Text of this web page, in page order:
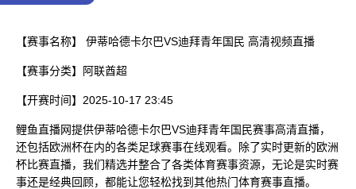
【赛事名称】 伊蒂哈德卡尔巴VS迪拜青年国民 高清视频直播
【赛事分类】 阿联酋超
【开赛时间】 2025-10-17 23:45
鲤鱼直播网提供伊蒂哈德卡尔巴VS迪拜青年国民赛事高清直播，
还包括欧洲杯在内的各类足球赛事在线观看。除了实时更新的欧洲
杯比赛直播，我们精选并整合了各类体育赛事资源，无论是实时赛
事还是经典回顾，都能让您轻松找到其他热门体育赛事直播。